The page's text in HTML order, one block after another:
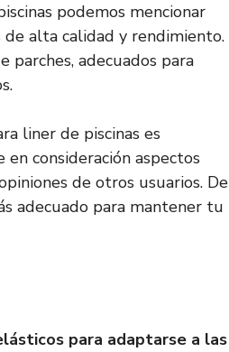
podemos mencionar
alta calidad y rendimiento.
parches, adecuados para
liner de piscinas es
en consideración aspectos
de otros usuarios. De
adecuado para mantener tu
para adaptarse a las